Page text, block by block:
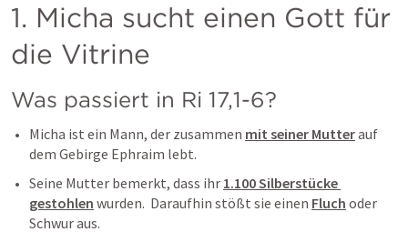
1. Micha sucht einen Gott für
die Vitrine
Was passiert in Ri 17,1-6?
Micha ist ein Mann, der zusammen mit seiner Mutter auf
dem Gebirge Ephraim lebt.
Seine Mutter bemerkt, dass ihr 1.100 Silberstücke
gestohlen wurden.  Daraufhin stößt sie einen Fluch oder
Schwur aus.